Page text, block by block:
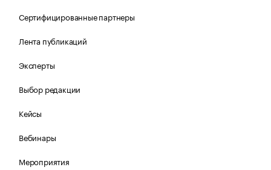
Сертифицированные партнеры
Лента публикаций
Эксперты
Выбор редакции
Кейсы
Вебинары
Мероприятия